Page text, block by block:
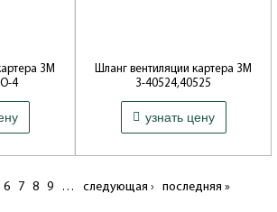
ЗМ
4
10
УАЗ
Шланг вентиляции картера ЗМ
З-40524,40525
Артикул: 40624,1014075
Производитель: ЯПГ и РТИ
(Ярославль)
99 ₽узнать цену
6 7 8 9 … следующая › последняя »